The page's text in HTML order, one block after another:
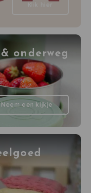
onderweg
Neem een kijkje